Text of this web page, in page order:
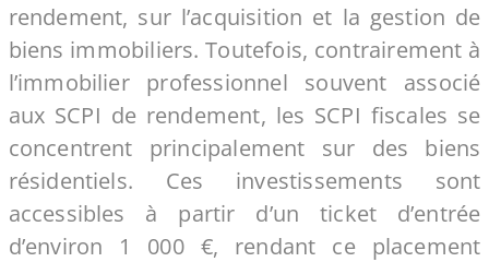
rendement, sur l’acquisition et la gestion de
biens immobiliers. Toutefois, contrairement à
l’immobilier professionnel souvent associé
aux SCPI de rendement, les SCPI fiscales se
concentrent principalement sur des biens
résidentiels. Ces investissements sont
accessibles à partir d’un ticket d’entrée
d’environ 1 000 €, rendant ce placement